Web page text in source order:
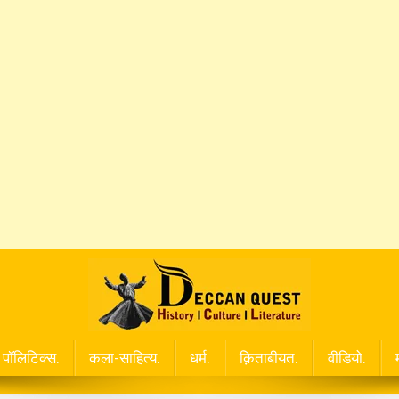
पॉलिटिक्स. कला-साहित्य. धर्म. क़िताबीयत. वीडियो.